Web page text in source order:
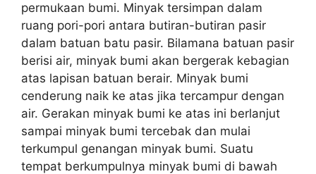
permukaan bumi. Minyak tersimpan dalam
ruang pori-pori antara butiran-butiran pasir
dalam batuan batu pasir. Bilamana batuan pasir
berisi air, minyak bumi akan bergerak kebagian
atas lapisan batuan berair. Minyak bumi
cenderung naik ke atas jika tercampur dengan
air. Gerakan minyak bumi ke atas ini berlanjut
sampai minyak bumi tercebak dan mulai
terkumpul genangan minyak bumi. Suatu
tempat berkumpulnya minyak bumi di bawah